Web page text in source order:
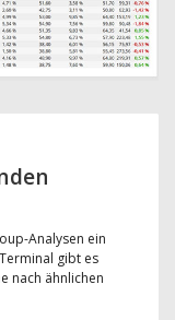
Analysen ein
gibt es
nach ähnlichen